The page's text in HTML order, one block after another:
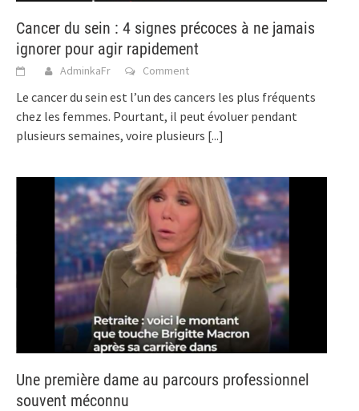
Cancer du sein : 4 signes précoces à ne jamais
ignorer pour agir rapidement
AdminkaFr Comment
Le cancer du sein est l’un des cancers les plus fréquents
chez les femmes. Pourtant, il peut évoluer pendant
plusieurs semaines, voire plusieurs [...]
Une première dame au parcours professionnel
souvent méconnu